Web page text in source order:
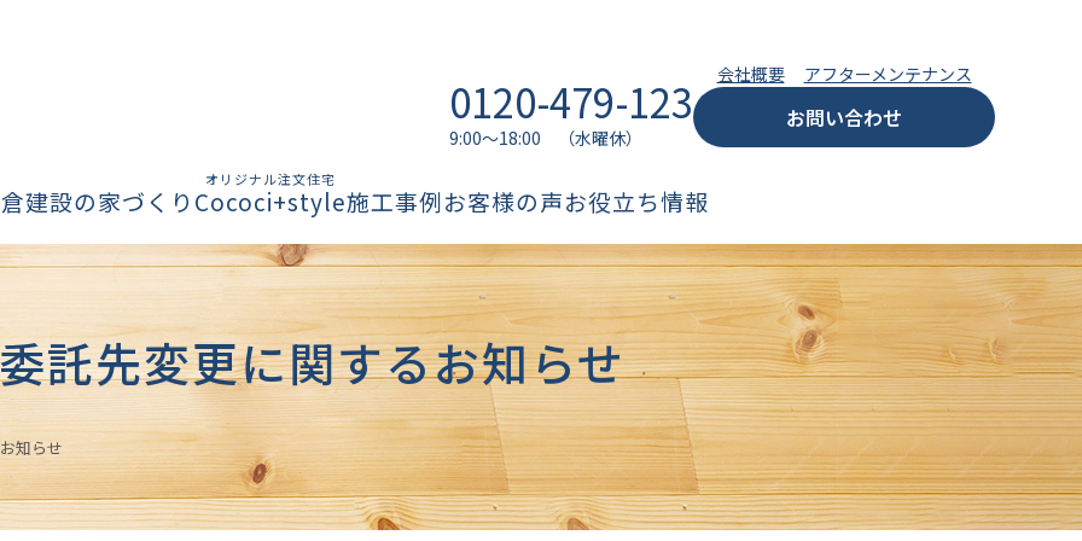
0120-479-123
9:00～18:00 （水曜休）
会社概要 アフターメンテナンス
お問い合わせ
建設の家づくり
オリジナル注文住宅
Cococi+style施工事例お客様の声お役立ち情報
託先変更に関するお知らせ
知らせ